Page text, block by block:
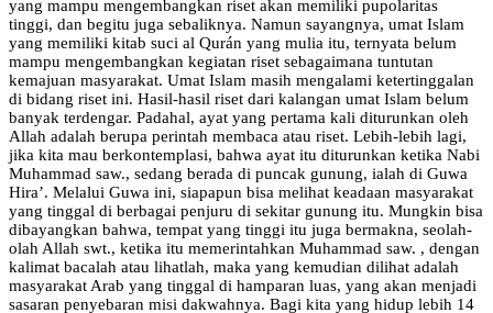
yang mampu mengembangkan riset akan memiliki pupolaritas
tinggi, dan begitu juga sebaliknya. Namun sayangnya, umat Islam
yang memiliki kitab suci al Qurán yang mulia itu, ternyata belum
mampu mengembangkan kegiatan riset sebagaimana tuntutan
kemajuan masyarakat. Umat Islam masih mengalami ketertinggalan
di bidang riset ini. Hasil-hasil riset dari kalangan umat Islam belum
banyak terdengar. Padahal, ayat yang pertama kali diturunkan oleh
Allah adalah berupa perintah membaca atau riset. Lebih-lebih lagi,
jika kita mau berkontemplasi, bahwa ayat itu diturunkan ketika Nabi
Muhammad saw., sedang berada di puncak gunung, ialah di Guwa
Hira’. Melalui Guwa ini, siapapun bisa melihat keadaan masyarakat
yang tinggal di berbagai penjuru di sekitar gunung itu. Mungkin bisa
dibayangkan bahwa, tempat yang tinggi itu juga bermakna, seolah-
olah Allah swt., ketika itu memerintahkan Muhammad saw. , dengan
kalimat bacalah atau lihatlah, maka yang kemudian dilihat adalah
masyarakat Arab yang tinggal di hamparan luas, yang akan menjadi
sasaran penyebaran misi dakwahnya. Bagi kita yang hidup lebih 14